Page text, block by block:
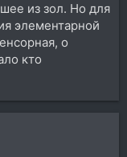
из зол. Но для
элементарной
о
кто